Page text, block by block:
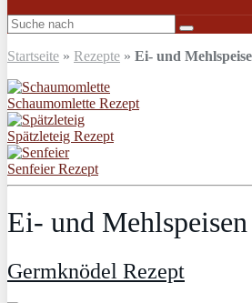
Startseite » Rezepte » Ei- und
Schaumomlette Rezept
Spätzleteig Rezept
Senfeier Rezept
Ei- und Mehlspeisen
Germknödel Rezept